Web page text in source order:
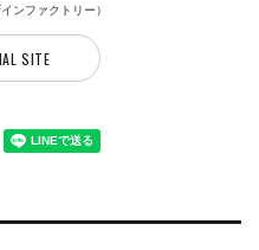
ンファクトリー）
SITE